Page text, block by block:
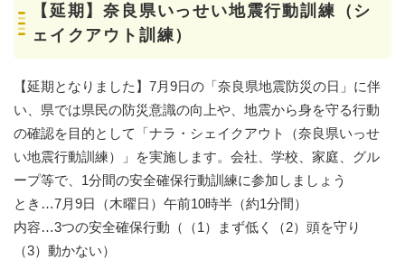
【延期】奈良県いっせい地震行動訓練（シ
ェイクアウト訓練）
【延期となりました】7月9日の「奈良県地震防災の日」に伴
い、県では県民の防災意識の向上や、地震から身を守る行動
の確認を目的として「ナラ・シェイクアウト（奈良県いっせ
い地震行動訓練）」を実施します。会社、学校、家庭、グル
ープ等で、1分間の安全確保行動訓練に参加しましょう
とき…7月9日（木曜日）午前10時半（約1分間）
内容…3つの安全確保行動（（1）まず低く（2）頭を守り
（3）動かない）